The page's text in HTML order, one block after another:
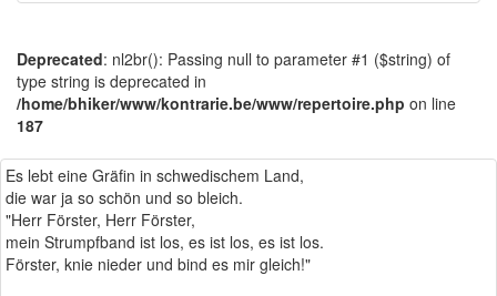
Deprecated: nl2br(): Passing null to parameter #1 ($string) of
type string is deprecated in
/home/bhiker/www/kontrarie.be/www/repertoire.php on line
187
Es lebt eine Gräfin in schwedischem Land,
die war ja so schön und so bleich.
"Herr Förster, Herr Förster,
mein Strumpfband ist los, es ist los, es ist los.
Förster, knie nieder und bind es mir gleich!"